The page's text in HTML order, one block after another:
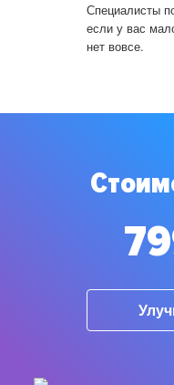
Специалисты
если у вас
нет вовсе.